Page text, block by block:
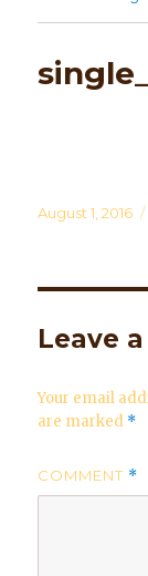
Posted
August 1, 2016
Leave
Your email
are marked *
COMMENT *